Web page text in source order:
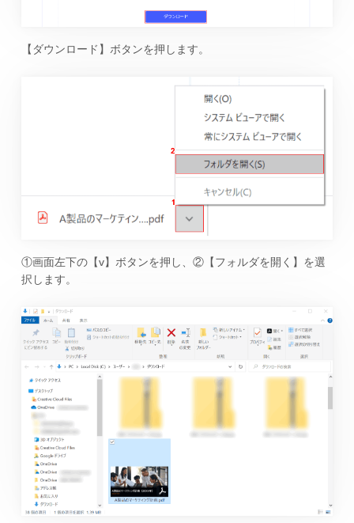
【ダウンロード】ボタンを押します。
①画面左下の【v】ボタンを押し、②【フォルダを開く】を選
択します。